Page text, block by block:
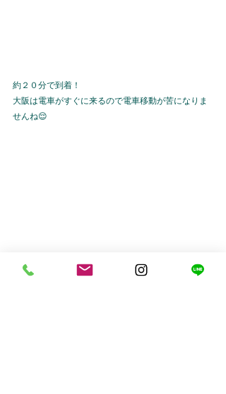
約２０分で到着！
大阪は電車がすぐに来るので電車移動が苦になりま
せんね😌